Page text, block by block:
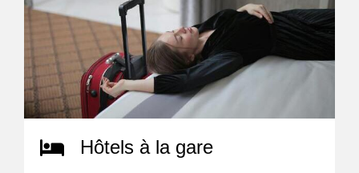
Hôtels à la gare